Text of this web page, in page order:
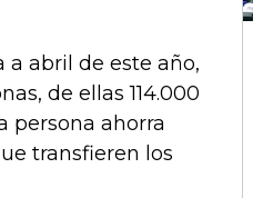
abril de este año,
de ellas 114.000
persona ahorra
transfieren los